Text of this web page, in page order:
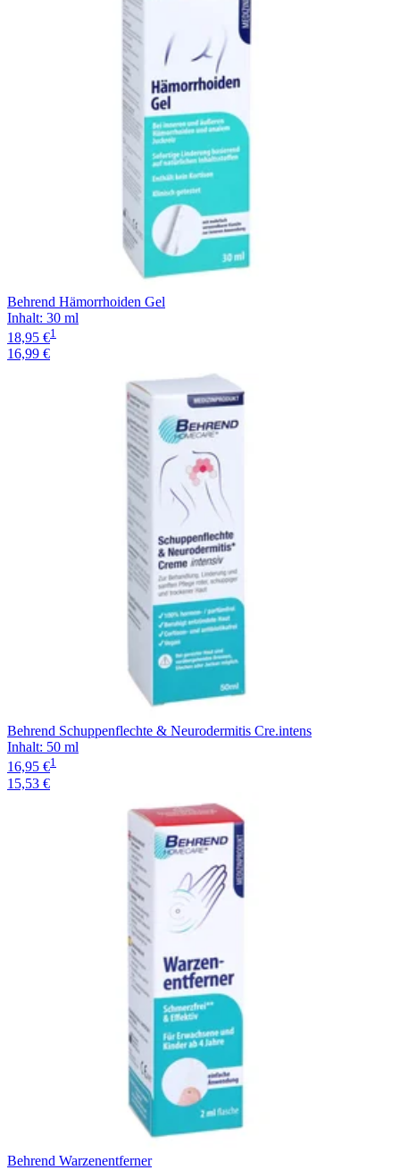
Behrend Hämorrhoiden Gel
Inhalt: 30 ml
18,95 €1
16,99 €
Behrend Schuppenflechte & Neurodermitis Cre.intens
Inhalt: 50 ml
16,95 €1
15,53 €
Behrend Warzenentferner